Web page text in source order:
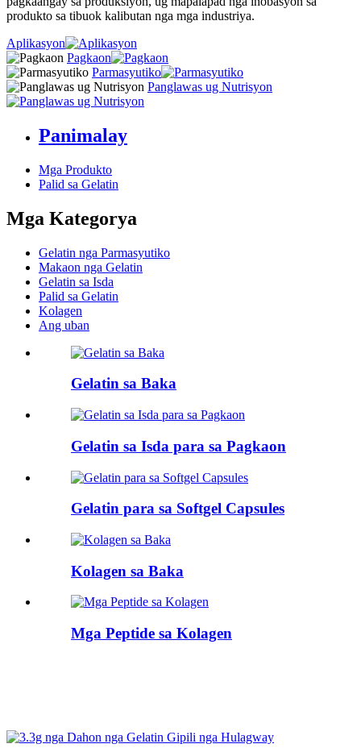
produkto sa tibuok kalibutan nga mga industriya.
Aplikasyon
Pagkaon
Parmasyutiko
Panglawas ug Nutrisyon
Panimalay
Mga Produkto
Palid sa Gelatin
Mga Kategorya
Gelatin nga Parmasyutiko
Makaon nga Gelatin
Gelatin sa Isda
Palid sa Gelatin
Kolagen
Ang uban
Gelatin sa Baka
Gelatin sa Isda para sa Pagkaon
Gelatin para sa Softgel Capsules
Kolagen sa Baka
Mga Peptide sa Kolagen